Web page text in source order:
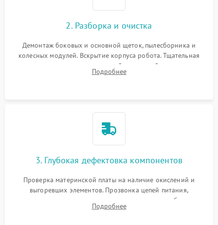
2. Разборка и очистка
Демонтаж боковых и основной щеток, пылесборника и
колесных модулей. Вскрытие корпуса робота. Тщательная
очистка внутренних полостей, шестерней и плат от
скопившейся пыли, волос и шерсти животных с
Подробнее
3. Глубокая дефектовка компонентов
Проверка материнской платы на наличие окислений и
выгоревших элементов. Прозвонка цепей питания,
тестирование приводных моторов колес и турбины
всасывания. Оценка состояния оптических и инфракрасных
Подробнее